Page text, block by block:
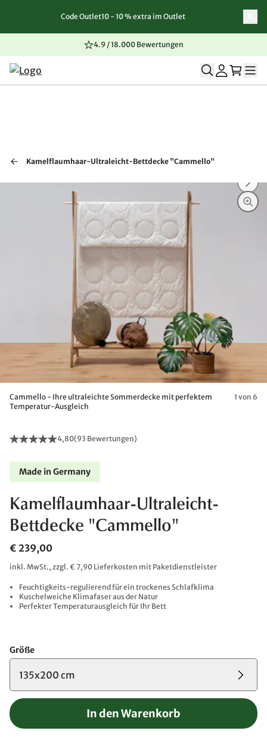
Zum Inhalt springen
Zur Navigation springen
Zum Seitenende springen
Code Outlet10 - 10 % extra im Outlet
4.9 / 18.000 Bewertungen
Kamelflaumhaar-Ultraleicht-Bettdecke "Cammello"
Cammello - Ihre ultraleichte Sommerdecke mit perfektem
Temperatur-Ausgleich
1 von 6
4,80(93 Bewertungen)
Made in Germany
Kamelflaumhaar-Ultraleicht-
Bettdecke "Cammello"
€ 239,00
inkl. MwSt., zzgl. € 7,90 Lieferkosten mit Paketdienstleister
Feuchtigkeits-regulierend für ein trockenes Schlafklima
Kuschelweiche Klimafaser aus der Natur
Perfekter Temperaturausgleich für Ihr Bett
Größe
135x200 cm
In den Warenkorb